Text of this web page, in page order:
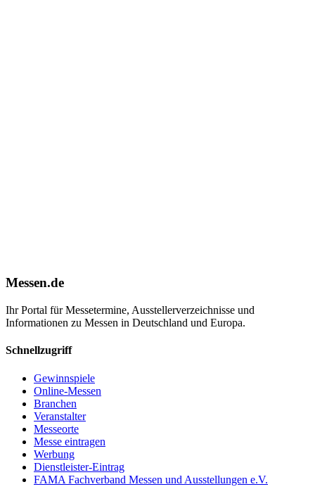
Messen.de
Ihr Portal für Messetermine, Ausstellerverzeichnisse und
Informationen zu Messen in Deutschland und Europa.
Schnellzugriff
Gewinnspiele
Online-Messen
Branchen
Veranstalter
Messeorte
Messe eintragen
Werbung
Dienstleister-Eintrag
FAMA Fachverband Messen und Ausstellungen e.V.